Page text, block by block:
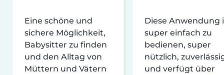
Eine schöne und
sichere Möglichkeit,
Babysitter zu finden
und den Alltag von
Müttern und Vätern
Diese Anwendung
super einfach zu
bedienen, super
nützlich,
und verfügt über